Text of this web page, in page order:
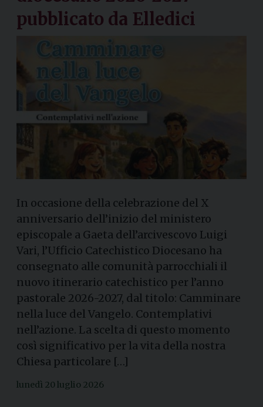
pubblicato da Elledici
In occasione della celebrazione del X
anniversario dell’inizio del ministero
episcopale a Gaeta dell’arcivescovo Luigi
Vari, l’Ufficio Catechistico Diocesano ha
consegnato alle comunità parrocchiali il
nuovo itinerario catechistico per l’anno
pastorale 2026-2027, dal titolo: Camminare
nella luce del Vangelo. Contemplativi
nell’azione. La scelta di questo momento
così significativo per la vita della nostra
Chiesa particolare […]
lunedì 20 luglio 2026